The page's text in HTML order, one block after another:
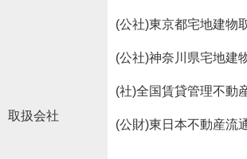
取扱会社
(公社)東京都宅地建物
(公社)神奈川県宅地建
(社)全国賃貸管理不動
(公財)東日本不動産流